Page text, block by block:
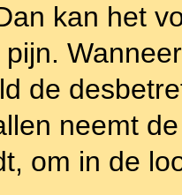
kan het
de
neemt
om in de